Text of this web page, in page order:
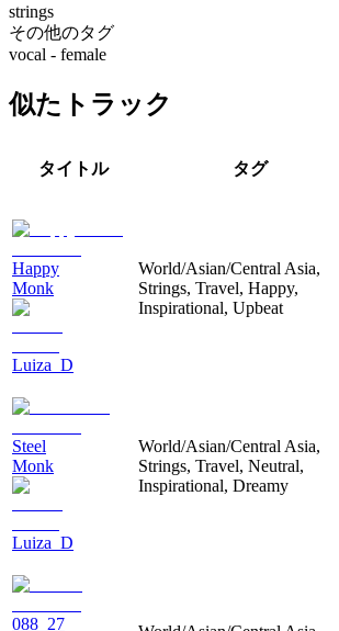
strings
その他のタグ
vocal - female
似たトラック
タイトル タグ
Happy
Monk
Luiza_D
World/Asian/Central Asia,
Strings, Travel, Happy,
Inspirational, Upbeat
Steel
Monk
Luiza_D
World/Asian/Central Asia,
Strings, Travel, Neutral,
Inspirational, Dreamy
088_27